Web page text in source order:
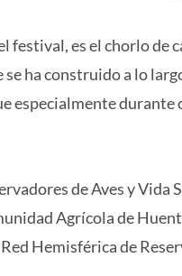
festival, es el chorlo de
ha construido a lo
especialmente durante
de Aves y
Agrícola de
Hemisférica de